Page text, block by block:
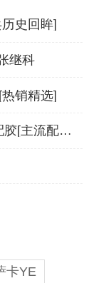
史回眸]
继科
销精选]
斯蒂卡EG乒乓球底板若何配胶[主流配胶方案推荐]
卡YE